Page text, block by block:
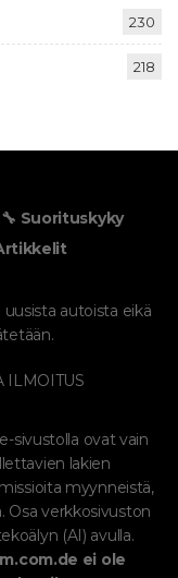
230
218
🔧 Suorituskyky
autoista eikä
ILMOITUS
-sivustolla ovat vain
lakien
myynneistä,
Osa verkkosivuston
(AI) avulla.
ei ole